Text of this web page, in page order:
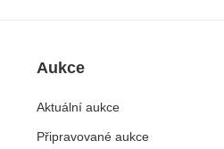
Aukce
Aktuální aukce
Připravované aukce